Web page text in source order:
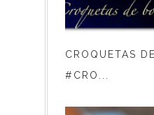
CROQUETAS
#CRO...